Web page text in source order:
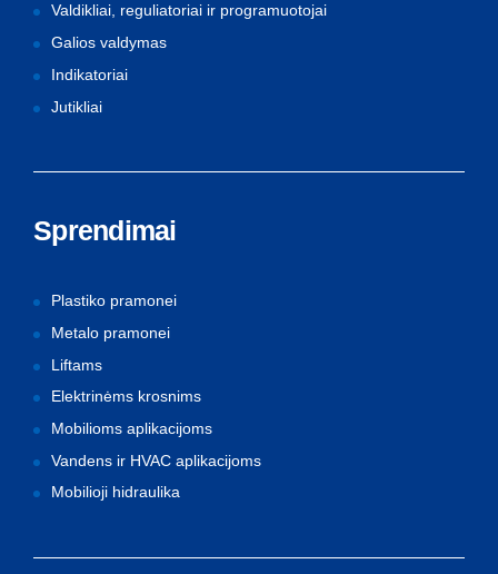
Valdikliai, reguliatoriai ir programuotojai
Galios valdymas
Indikatoriai
Jutikliai
Sprendimai
Plastiko pramonei
Metalo pramonei
Liftams
Elektrinėms krosnims
Mobilioms aplikacijoms
Vandens ir HVAC aplikacijoms
Mobilioji hidraulika